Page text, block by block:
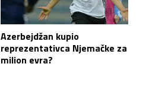
Azerbejdžan kupio
reprezentativca Njemačke za
milion evra?